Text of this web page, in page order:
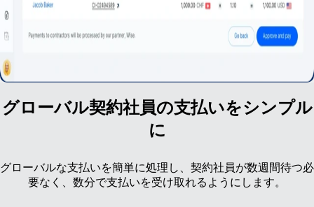
グローバル契約社員の支払いをシンプル
に
グローバルな支払いを簡単に処理し、契約社員が数週間待つ必
要なく、数分で支払いを受け取れるようにします。